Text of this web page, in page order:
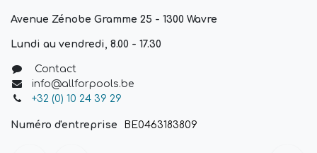
Avenue Zénobe Gramme 25 - 1300 Wavre
Lundi au vendredi, 8.00 - 17.30
Contact
info@allforpools.be
+32 (0) 10 24 39 29
Numéro d'entreprise BE0463183809